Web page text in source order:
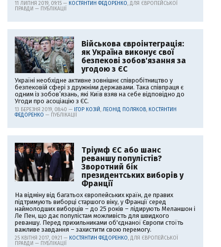
11 ЛИПНЯ 2019, 09:15 — КОСТЯНТИН ФЕДОРЕНКО, ДЛЯ ЄВРОПЕЙСЬКОЇ
ПРАВДИ — ПУБЛІКАЦІЇ
Військова євроінтеграція:
як Україна виконує свої
безпекові зобов'язання за
угодою з ЄС
Україні необхідне активне зовнішнє співробітництво у
безпековій сфері з дружніми державами. Така співпраця є
одним із зобов’язань, які Київ взяв на себе відповідно до
Угоди про асоціацію з ЄС.
13 БЕРЕЗНЯ 2019, 08:40 — ІГОР КОЗІЙ, ЛЕОНІД ПОЛЯКОВ, КОСТЯНТИН
ФЕДОРЕНКО — ПУБЛІКАЦІЇ
Тріумф ЄС або шанс
реваншу популістів?
Зворотний бік
президентських виборів у
Франції
На відміну від багатьох європейських країн, де правих
підтримують виборці старшого віку, у Франції серед
наймолодших виборців – до 25 років – лідирують Меланшон і
Ле Пен, що дає популістам можливість для швидкого
реваншу. Перед прихильниками об'єднаної Європи стоїть
важливе завдання – захистити свою перемогу.
25 КВІТНЯ 2017, 09:21 — КОСТЯНТИН ФЕДОРЕНКО, ДЛЯ ЄВРОПЕЙСЬКОЇ
ПРАВДИ — ПУБЛІКАЦІЇ